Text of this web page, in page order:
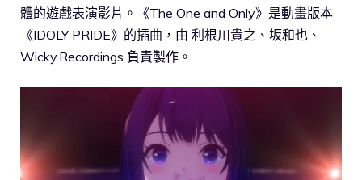
體的遊戲表演影片。《The One and Only》是動畫版本
《IDOLY PRIDE》的插曲，由 利根川貴之、坂和也、
Wicky.Recordings 負責製作。